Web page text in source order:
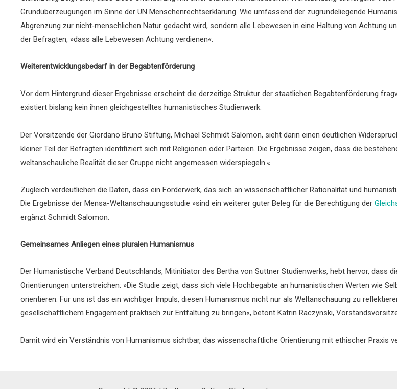
Grundüberzeugungen im Sinne der UN Menschenrechtserklärung. Wie umfassend der zugrundeliegende
Abgrenzung zur nicht‑menschlichen Natur gedacht wird, sondern alle Lebewesen in eine Haltung von Achtung
der Befragten, »dass alle Lebewesen Achtung verdienen«.
Weiterentwicklungsbedarf in der Begabtenförderung
Vor dem Hintergrund dieser Ergebnisse erscheint die derzeitige Struktur der staatlichen Begabtenförderung
existiert bislang kein ihnen gleichgestelltes humanistisches Studienwerk.
Der Vorsitzende der Giordano Bruno Stiftung, Michael Schmidt Salomon, sieht darin einen deutlichen
kleiner Teil der Befragten identifiziert sich mit Religionen oder Parteien. Die Ergebnisse zeigen, dass die
weltanschauliche Realität dieser Gruppe nicht angemessen widerspiegeln.«
Zugleich verdeutlichen die Daten, dass ein Förderwerk, das sich an wissenschaftlicher Rationalität und
Die Ergebnisse der Mensa-Weltanschauungsstudie »sind ein weiterer guter Beleg für die Berechtigung der
ergänzt Schmidt Salomon.
Gemeinsames Anliegen eines pluralen Humanismus
Der Humanistische Verband Deutschlands, Mitinitiator des Bertha von Suttner Studienwerks, hebt hervor, dass
Orientierungen unterstreichen: »Die Studie zeigt, dass sich viele Hochbegabte an humanistischen Werten wie
orientieren. Für uns ist das ein wichtiger Impuls, diesen Humanismus nicht nur als Weltanschauung zu
gesellschaftlichem Engagement praktisch zur Entfaltung zu bringen«, betont Katrin Raczynski,
Damit wird ein Verständnis von Humanismus sichtbar, das wissenschaftliche Orientierung mit ethischer Praxis